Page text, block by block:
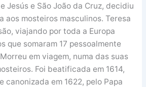
Jesús e São João da Cruz, decidiu
aos mosteiros masculinos. Teresa
viajando por toda a Europa
que somaram 17 pessoalmente
em viagem, numa das suas
Foi beatificada em 1614,
canonizada em 1622, pelo Papa